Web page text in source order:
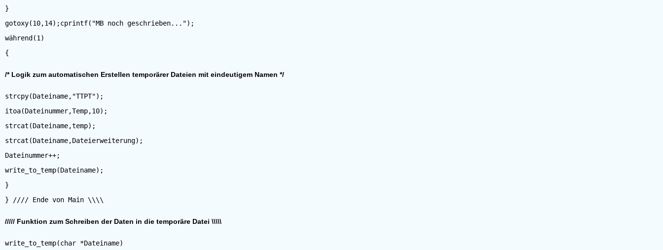
}
gotoxy(10,14);cprintf("MB noch geschrieben...");
während(1)
/* Logik zum automatischen Erstellen temporärer Dateien mit eindeutigem Namen */
strcpy(Dateiname,"TTPT");
itoa(Dateinummer,Temp,10);
strcat(Dateiname,temp);
strcat(Dateiname,Dateierweiterung);
Dateinummer++;
write_to_temp(Dateiname);
}
///// Funktion zum Schreiben der Daten in die temporäre Datei \\\\\
write_to_temp(char *Dateiname)